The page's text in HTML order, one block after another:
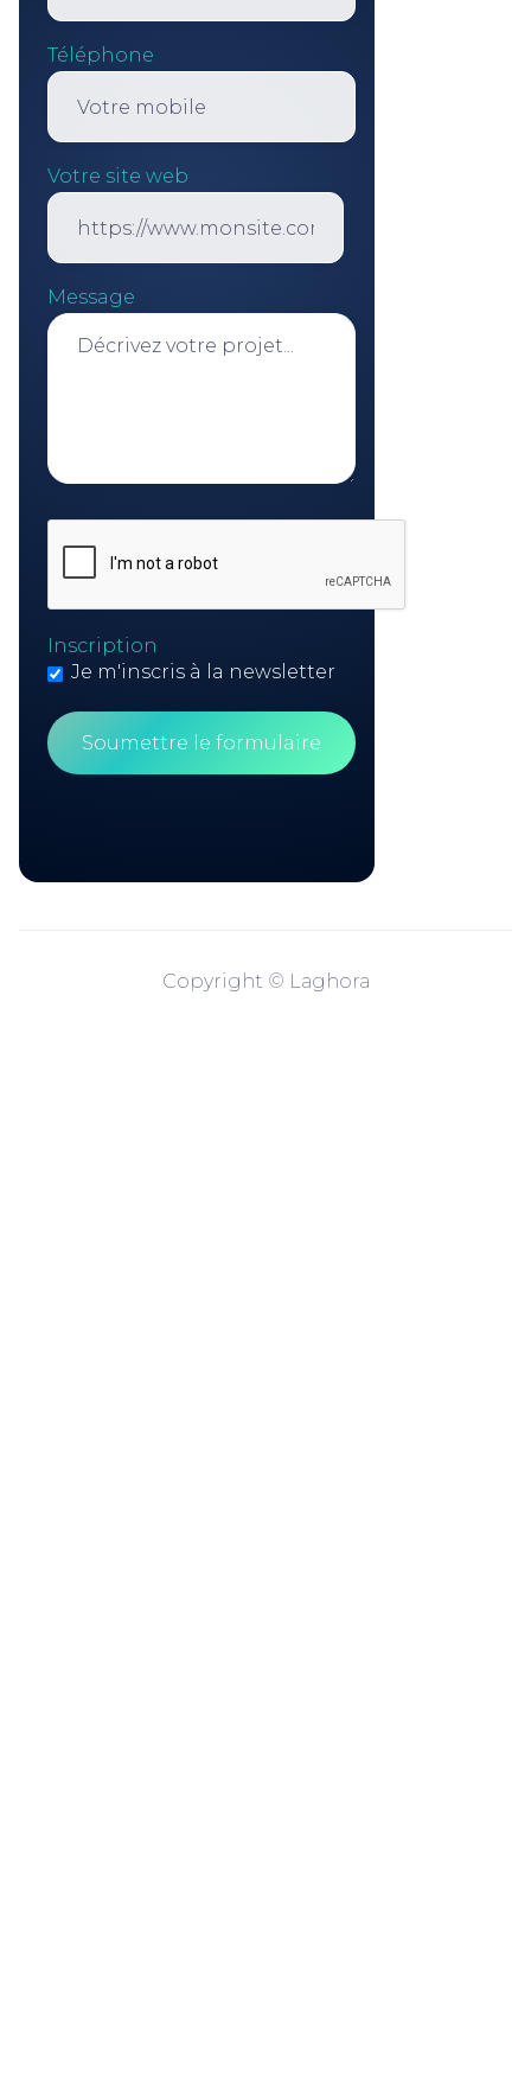
Téléphone
Votre site web
Message
Inscription
Je m'inscris à la newsletter
Copyright © Laghora